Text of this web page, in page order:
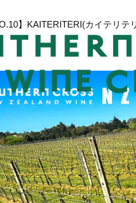
】KAITERITERI(カイテリテ